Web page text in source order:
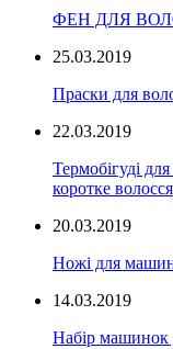
ФЕН ДЛЯ
25.03.2019
Праски для
22.03.2019
Термобігуді
коротке волосся
20.03.2019
Ножі для
14.03.2019
Набір машинок